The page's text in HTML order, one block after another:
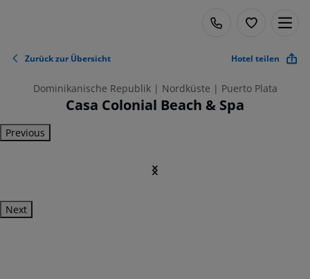
Zurück zur Übersicht Hotel teilen
Dominikanische Republik | Nordküste | Puerto Plata
Casa Colonial Beach & Spa
Previous
Next